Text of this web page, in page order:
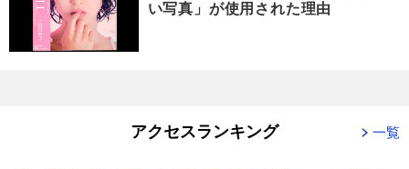
い写真」が使用された理由
アクセスランキング 一覧